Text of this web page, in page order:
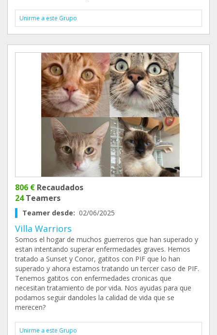
Unirme a este Grupo
806 € Recaudados
24Teamers
Teamer desde: 02/06/2025
Villa Warriors
Somos el hogar de muchos guerreros que han superado y
estan intentando superar enfermedades graves. Hemos
tratado a Sunset y Conor, gatitos con PIF que lo han
superado y ahora estamos tratando un tercer caso de PIF.
Tenemos gatitos con enfermedades cronicas que
necesitan tratamiento de por vida. Nos ayudas para que
podamos seguir dandoles la calidad de vida que se
merecen?
Unirme a este Grupo